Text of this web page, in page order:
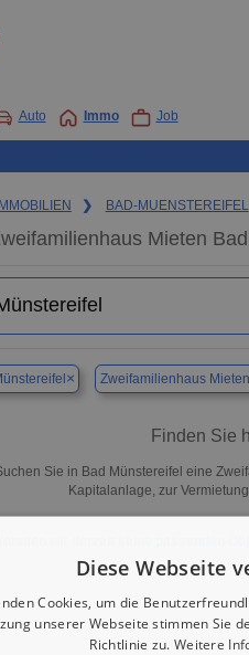
Auto Immo Job
❯ BAD-MUENSTEREIFEL
Mieten
× Zweifamilienhaus Mieten
Finden Sie
Sie in Bad Münstereifel eine
Kapitalanlage, zur
Diese Webseite
Cookies, um die
unserer Webseite stimmen Sie
Richtlinie zu. Weitere